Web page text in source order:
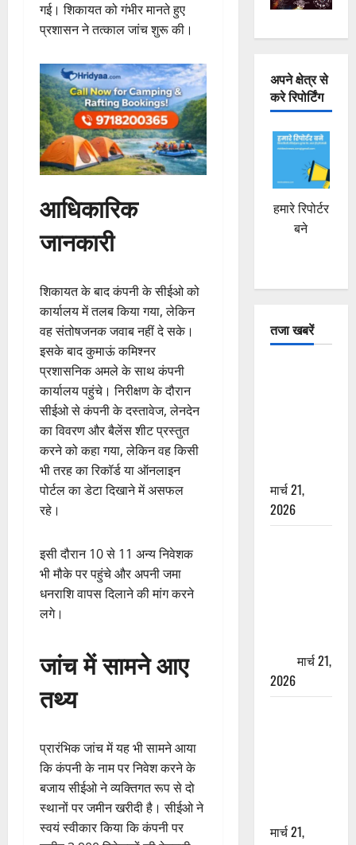
गई। शिकायत को गंभीर मानते हुए
प्रशासन ने तत्काल जांच शुरू की।
आधिकारिक
जानकारी
शिकायत के बाद कंपनी के सीईओ को
कार्यालय में तलब किया गया, लेकिन
वह संतोषजनक जवाब नहीं दे सके।
इसके बाद कुमाऊं कमिश्नर
प्रशासनिक अमले के साथ कंपनी
कार्यालय पहुंचे। निरीक्षण के दौरान
सीईओ से कंपनी के दस्तावेज, लेनदेन
का विवरण और बैलेंस शीट प्रस्तुत
करने को कहा गया, लेकिन वह किसी
भी तरह का रिकॉर्ड या ऑनलाइन
पोर्टल का डेटा दिखाने में असफल
रहे।
इसी दौरान 10 से 11 अन्य निवेशक
भी मौके पर पहुंचे और अपनी जमा
धनराशि वापस दिलाने की मांग करने
लगे।
जांच में सामने आए
तथ्य
प्रारंभिक जांच में यह भी सामने आया
कि कंपनी के नाम पर निवेश करने के
बजाय सीईओ ने व्यक्तिगत रूप से दो
स्थानों पर जमीन खरीदी है। सीईओ ने
स्वयं स्वीकार किया कि कंपनी पर
अपने क्षेत्र से
करे रिपोर्टिंग
हमारे रिपोर्टर
बने
तजा खबरें
मार्च 21,
2026
मार्च 21,
2026
मार्च 21,